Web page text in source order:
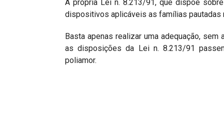
A própria Lei n. 8.213/91, que dispõe
dispositivos aplicáveis as famílias pautadas
Basta apenas realizar uma adequação,
as disposições da Lei n. 8.213/91
poliamor.